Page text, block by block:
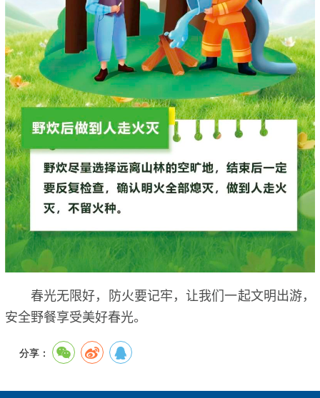
春光无限好，防火要记牢，让我们一起文明出游，
安全野餐享受美好春光。
分享：